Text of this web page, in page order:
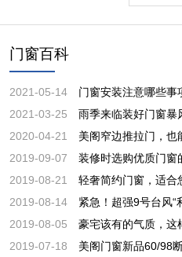
铝合金门窗在生产、安装和使用上
心竞争力。
门窗百科
2021-05-14
门窗安装注意哪些事
2021-03-25
雨季来临装好门窗暴
2020-04-21
美阁窄边推拉门，也
2019-09-07
装修时选购优质门窗
2019-08-21
轻奢简约门窗，适合
2019-08-14
紧急！超强9号台风“
2019-08-05
豪宅该有的气质，这
2019-07-18
美阁门窗新品60/98